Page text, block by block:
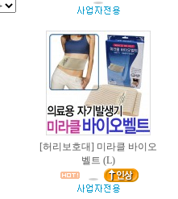
[허리보호대] 미라클 바이오
벨트 (L)